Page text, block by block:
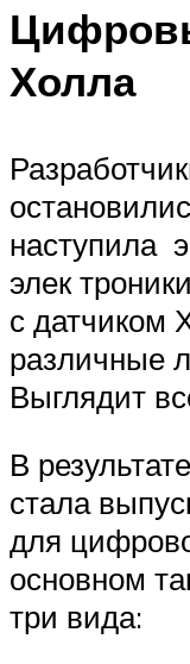
Холла
наступила
элек
с датчиком
различные
Выглядит
В
стала
для
основном
три вида: